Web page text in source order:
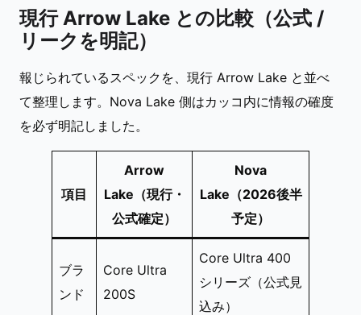
現行 Arrow Lake との比較（公式 /
リークを明記）
報じられているスペックを、現行 Arrow Lake と並べ
て整理します。Nova Lake 側はカッコ内に情報の確度
を必ず明記しました。
項目
Arrow
Lake（現行・
公式確定）
Nova
Lake（2026後半
予定）
ブラ
ンド
Core Ultra
200S
Core Ultra 400
シリーズ（公式見
込み）